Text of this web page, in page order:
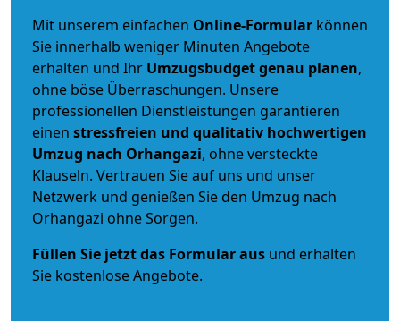
Mit unserem einfachen Online-Formular können
Sie innerhalb weniger Minuten Angebote
erhalten und Ihr Umzugsbudgetgenau planen,
ohne böse Überraschungen. Unsere
professionellen Dienstleistungen garantieren
einen stressfreien und qualitativ hochwertigen
Umzug nach Orhangazi, ohne versteckte
Klauseln. Vertrauen Sie auf uns und unser
Netzwerk und genießen Sie den Umzug nach
Orhangazi ohne Sorgen.
Füllen Sie jetzt das Formular aus und erhalten
Sie kostenlose Angebote.